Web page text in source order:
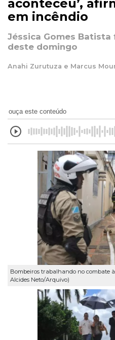
aconteceu’,
em incêndio
Jéssica Gomes
deste domingo
Anahi Zurutuza e Marcus
ouça este conteúdo
Bombeiros trabalhando no combate
Alcides Neto/Arquivo)